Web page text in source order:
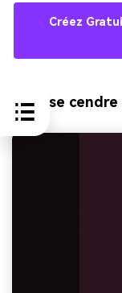
Créez
9) Rose cendre